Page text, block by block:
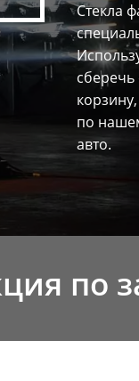
Стекла
по
авто.
по